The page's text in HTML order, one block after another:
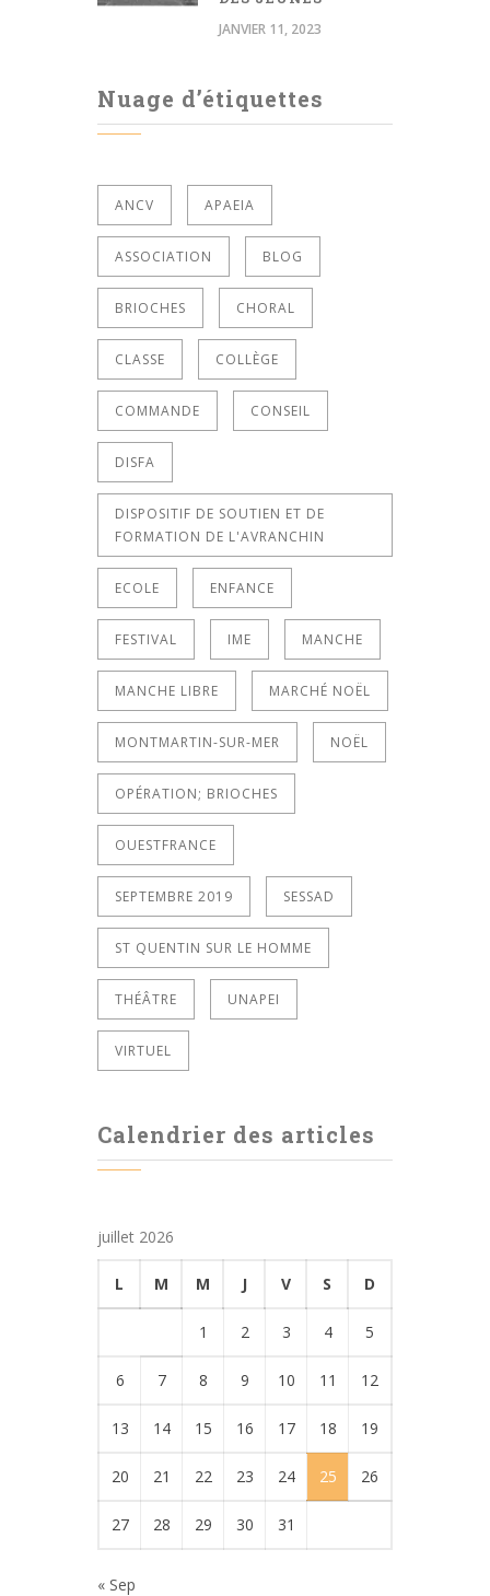
JANVIER 11, 2023
Nuage d’étiquettes
ANCV APAEIA
ASSOCIATION BLOG
BRIOCHES CHORAL
CLASSE COLLÈGE
COMMANDE CONSEIL
DISFA
DISPOSITIF DE SOUTIEN ET DE
FORMATION DE L'AVRANCHIN
ECOLE ENFANCE
FESTIVAL IME MANCHE
MANCHE LIBRE MARCHÉ NOËL
MONTMARTIN-SUR-MER NOËL
OPÉRATION; BRIOCHES
OUESTFRANCE
SEPTEMBRE 2019 SESSAD
ST QUENTIN SUR LE HOMME
THÉÂTRE UNAPEI
VIRTUEL
Calendrier des articles
juillet 2026
L M M J V S D
1 2 3 4 5
6 7 8 9 10 11 12
13 14 15 16 17 18 19
20 21 22 23 24 25 26
27 28 29 30 31
« Sep